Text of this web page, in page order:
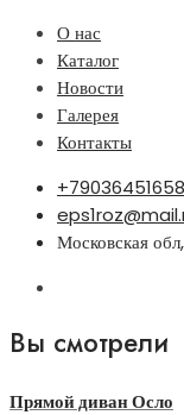
О нас
Каталог
Новости
Галерея
Контакты
+79036451658
Московская
Вы смотрели
Прямой диван Осло